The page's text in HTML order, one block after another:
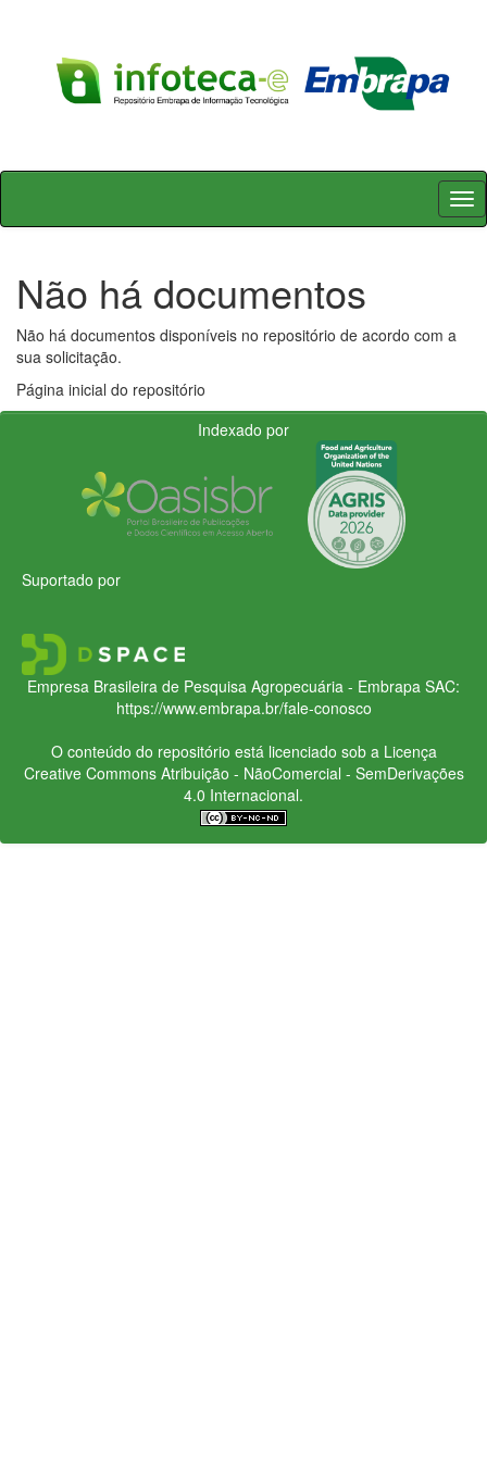
Skip
Não há documentos
Não há documentos disponíveis no repositório de acordo com a
sua solicitação.
Página inicial do repositório
Indexado por
Suportado por
Empresa Brasileira de Pesquisa Agropecuária - Embrapa SAC:
https://www.embrapa.br/fale-conosco
O conteúdo do repositório está licenciado sob a Licença
Creative CommonsAtribuição - NãoComercial - SemDerivações
4.0 Internacional.